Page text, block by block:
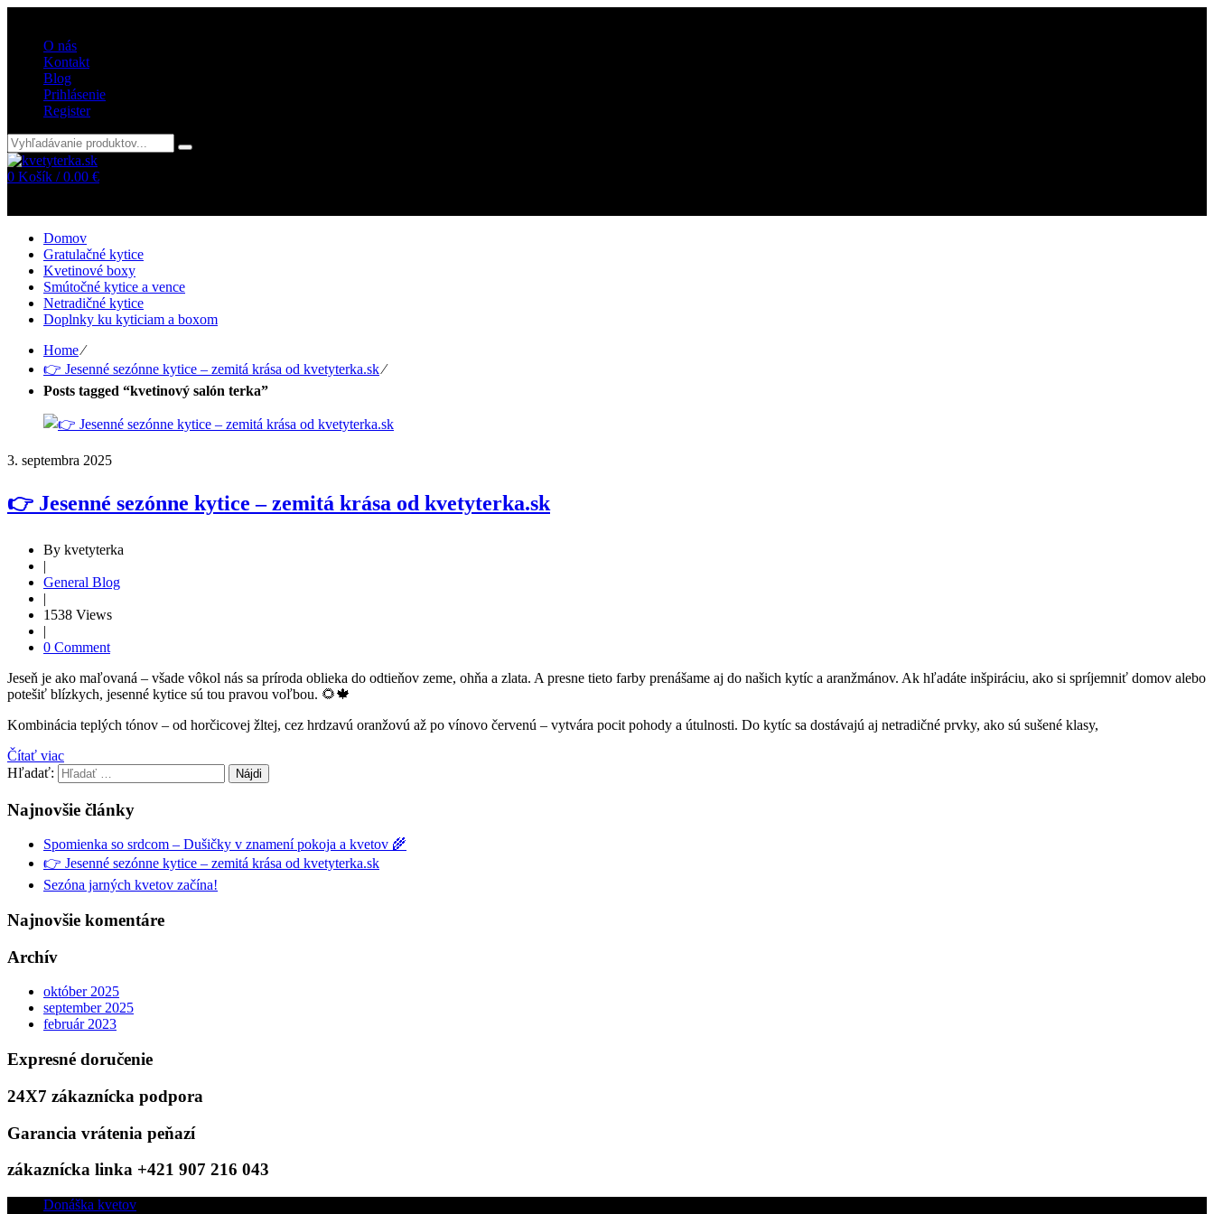
O nás
Kontakt
Blog
Prihlásenie
Register
0 Košík /0.00 €
Domov
Gratulačné kytice
Kvetinové boxy
Smútočné kytice a vence
Netradičné kytice
Doplnky ku kyticiam a boxom
Home⁄
👉 Jesenné sezónne kytice – zemitá krása od kvetyterka.sk⁄
Posts tagged “kvetinový salón terka”
3. septembra 2025
👉 Jesenné sezónne kytice – zemitá krása od kvetyterka.sk
By kvetyterka
|
General Blog
|
1538 Views
|
0 Comment
Jeseň je ako maľovaná – všade vôkol nás sa príroda oblieka do odtieňov zeme, ohňa a zlata. A presne tieto farby prenášame aj do našich kytíc a aranžmánov. Ak hľadáte inšpiráciu, ako si spríjemniť domov alebo
potešiť blízkych, jesenné kytice sú tou pravou voľbou. 🌻🍁
Kombinácia teplých tónov – od horčicovej žltej, cez hrdzavú oranžovú až po vínovo červenú – vytvára pocit pohody a útulnosti. Do kytíc sa dostávajú aj netradičné prvky, ako sú sušené klasy,
Čítať viac
Hľadať:
Najnovšie články
Spomienka so srdcom – Dušičky v znamení pokoja a kvetov 🌾
👉 Jesenné sezónne kytice – zemitá krása od kvetyterka.sk
Sezóna jarných kvetov začína!
Najnovšie komentáre
Archív
október 2025
september 2025
február 2023
Expresné doručenie
24X7 zákaznícka podpora
Garancia vrátenia peňazí
zákaznícka linka +421 907 216 043
Donáška kvetov